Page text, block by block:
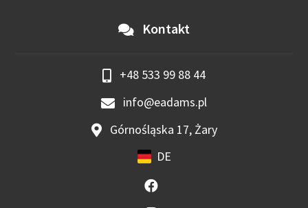
Kontakt
+48 533 99 88 44
info@eadams.pl
Górnośląska 17, Żary
DE